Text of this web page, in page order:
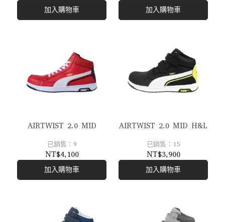
加入購物車 加入購物車
AIRTWIST 2.0 MID
已銷售：9
NT$4,100
加入購物車
AIRTWIST 2.0 MID H&L
已銷售：15
NT$3,900
加入購物車